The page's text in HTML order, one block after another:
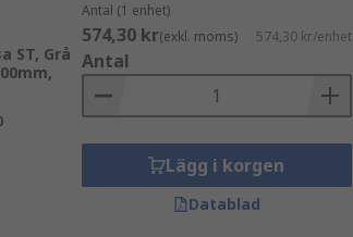
ST, Grå
Antal (1 enhet)
574,30 kr(exkl. moms) 574,30 kr/enhet
Antal
Lägg i korgen
Datablad